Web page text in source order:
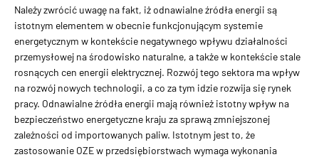
Należy zwrócić uwagę na fakt, iż odnawialne źródła energii są
istotnym elementem w obecnie funkcjonującym systemie
energetycznym w kontekście negatywnego wpływu działalności
przemysłowej na środowisko naturalne, a także w kontekście stale
rosnących cen energii elektrycznej. Rozwój tego sektora ma wpływ
na rozwój nowych technologii, a co za tym idzie rozwija się rynek
pracy. Odnawialne źródła energii mają również istotny wpływ na
bezpieczeństwo energetyczne kraju za sprawą zmniejszonej
zależności od importowanych paliw. Istotnym jest to, że
zastosowanie OZE w przedsiębiorstwach wymaga wykonania